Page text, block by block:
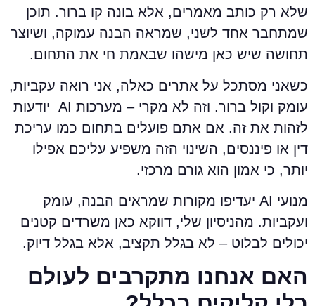
שלא רק כותב מאמרים, אלא בונה קו ברור. תוכן
שמתחבר אחד לשני, שמראה הבנה עמוקה, ושיוצר
תחושה שיש כאן מישהו שבאמת חי את התחום.
כשאני מסתכל על אתרים כאלה, אני רואה עקביות,
עומק וקול ברור. וזה לא מקרי – מערכות AI יודעות
לזהות את זה. אם אתם פועלים בתחום כמו עריכת
דין או פיננסים, השינוי הזה משפיע עליכם אפילו
יותר, כי אמון הוא גורם מרכזי.
מנועי AI יעדיפו מקורות שמראים הבנה, עומק
ועקביות. מהניסיון שלי, דווקא כאן משרדים קטנים
יכולים לבלוט – לא בגלל תקציב, אלא בגלל דיוק.
האם אנחנו מתקרבים לעולם